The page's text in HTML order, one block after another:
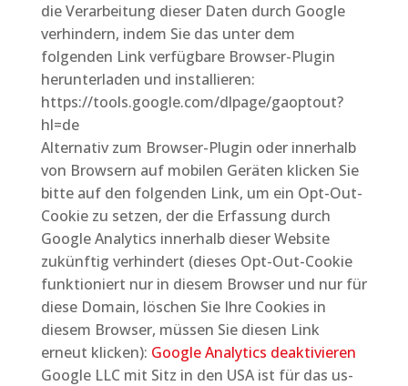
die Verarbeitung dieser Daten durch Google
verhindern, indem Sie das unter dem
folgenden Link verfügbare Browser-Plugin
herunterladen und installieren:
https://tools.google.com/dlpage/gaoptout?
hl=de
Alternativ zum Browser-Plugin oder innerhalb
von Browsern auf mobilen Geräten klicken Sie
bitte auf den folgenden Link, um ein Opt-Out-
Cookie zu setzen, der die Erfassung durch
Google Analytics innerhalb dieser Website
zukünftig verhindert (dieses Opt-Out-Cookie
funktioniert nur in diesem Browser und nur für
diese Domain, löschen Sie Ihre Cookies in
diesem Browser, müssen Sie diesen Link
erneut klicken): Google Analytics deaktivieren
Google LLC mit Sitz in den USA ist für das us-